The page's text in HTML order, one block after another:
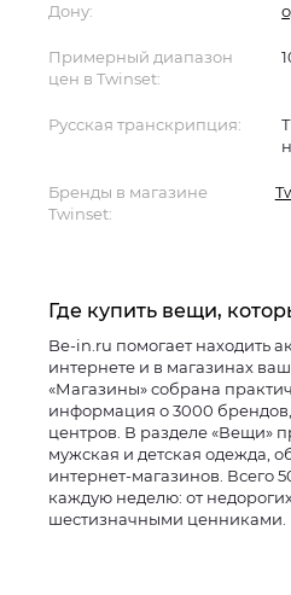
Дону:
Примерный диапазон
цен в Twinset:
Русская транскрипция:
Бренды в магазине
Twinset:
Где купить вещи,
Be-in.ru помогает находить
интернете и в магазинах
«Магазины» собрана
информация о 3000
центров. В разделе «Вещи»
мужская и детская одежда,
интернет-магазинов. Всего
каждую неделю: от
шестизначными ценниками.